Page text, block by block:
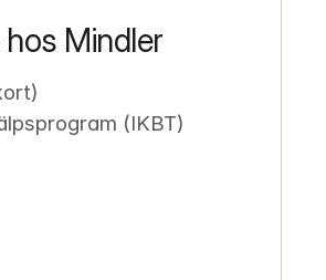
Mindler
(IKBT)